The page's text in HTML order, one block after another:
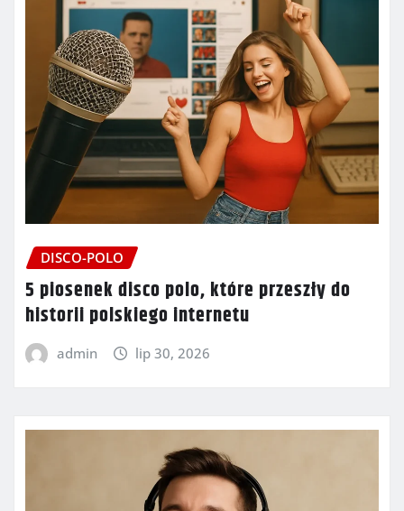
DISCO-POLO
5 piosenek disco polo, które przeszły do
historii polskiego internetu
admin lip 30, 2026